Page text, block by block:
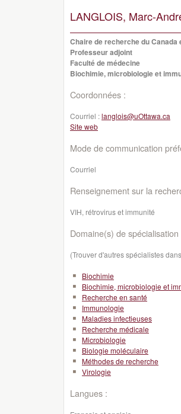
LANGLOIS, Marc-
Chaire de recherche du
Professeur adjoint
Faculté de médecine
Biochimie, microbiologie et
Coordonnées :
Courriel :langlois@uOttawa.ca
Site web
Mode de communication
Courriel
Renseignement sur la
VIH, rétrovirus et immunité
Domaine(s) de spécialisation
(Trouver d'autres spécialistes
Biochimie
Biochimie, microbiologie et
Recherche en santé
Immunologie
Maladies infectieuses
Recherche médicale
Microbiologie
Biologie moléculaire
Méthodes de recherche
Virologie
Langues :